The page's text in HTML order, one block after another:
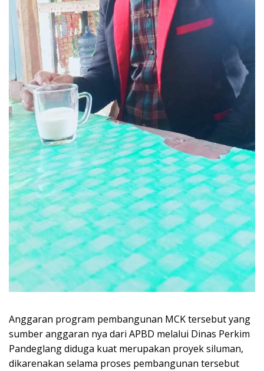
Anggaran program pembangunan MCK tersebut yang
sumber anggaran nya dari APBD melalui Dinas Perkim
Pandeglang diduga kuat merupakan proyek siluman,
dikarenakan selama proses pembangunan tersebut